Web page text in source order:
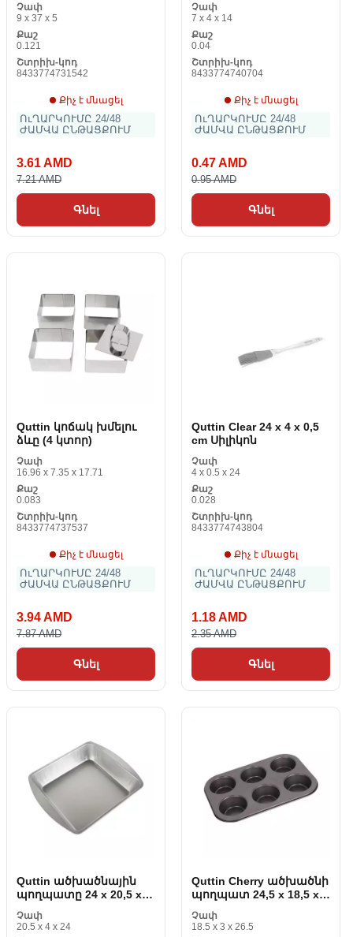
Չափ
9 x 37 x 5
Քաշ
0.121
Շտրիխ-կոդ
8433774731542
Քիչ է մնացել
ՈւՂԱՐԿՈՒՄԸ 24/48
ԺԱՄՎԱ ԸՆԹԱՑՔՈՒՄ
3.61 AMD
7.21 AMD
Գնել
Չափ
7 x 4 x 14
Քաշ
0.04
Շտրիխ-կոդ
8433774740704
Քիչ է մնացել
ՈւՂԱՐԿՈՒՄԸ 24/48
ԺԱՄՎԱ ԸՆԹԱՑՔՈՒՄ
0.47 AMD
0.95 AMD
Գնել
Quttin կոճակ խմելու
ձևը (4 կտոր)
Չափ
16.96 x 7.35 x 17.71
Քաշ
0.083
Շտրիխ-կոդ
8433774737537
Քիչ է մնացել
ՈւՂԱՐԿՈՒՄԸ 24/48
ԺԱՄՎԱ ԸՆԹԱՑՔՈՒՄ
3.94 AMD
7.87 AMD
Գնել
Quttin Clear 24 x 4 x 0,5
cm Սիլիկոն
Չափ
4 x 0.5 x 24
Քաշ
0.028
Շտրիխ-կոդ
8433774743804
Քիչ է մնացել
ՈւՂԱՐԿՈՒՄԸ 24/48
ԺԱՄՎԱ ԸՆԹԱՑՔՈՒՄ
1.18 AMD
2.35 AMD
Գնել
Quttin ածխածնային
պողպատը 24 x 20,5 x 4
Չափ
20.5 x 4 x 24
Quttin Cherry ածխածնի
պողպատ 24,5 x 18,5 x 3
Չափ
18.5 x 3 x 26.5